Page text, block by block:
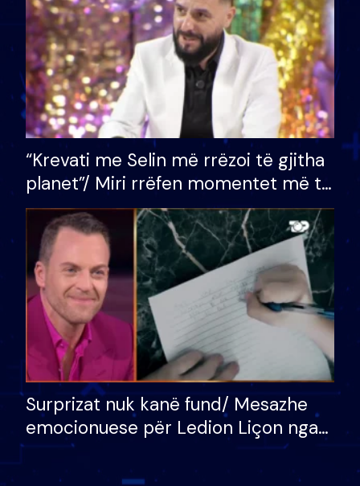
“Krevati me Selin më rrëzoi të gjitha
planet”/ Miri rrëfen momentet më të
bukura në shtëpinë e BB VIP: Do më
mungojë zilja e mëngjesit kur…
Surprizat nuk kanë fund/ Mesazhe
emocionuese për Ledion Liçon nga
nëna dhe fëmijët e tij, moderatori
nuk i mban dot lotët: Nuk meritoj…